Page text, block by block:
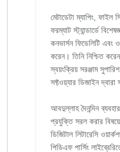
মেটাডেটা ম্যাপিং, ফাইল
ফরম্যাট স্ট্যান্ডার্ডে
কনভার্সন ফিডেলিটি এবং
করেন। তিনি নিশ্চিত
স্বয়ংক্রিয় সরঞ্জাম
সফ্টওয়্যার ডিজাইন দ্বারা
আবদুল্লাহ দৈনন্দিন
প্রযুক্তি সরল করার
ডিজিটাল লিটারেসি